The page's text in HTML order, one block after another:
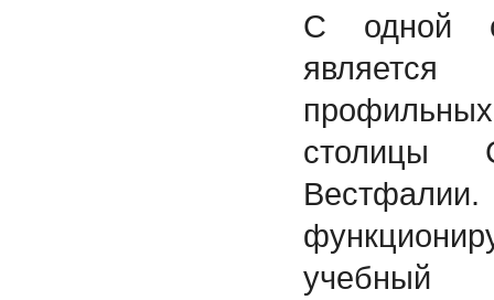
С одной
столицы
учебный